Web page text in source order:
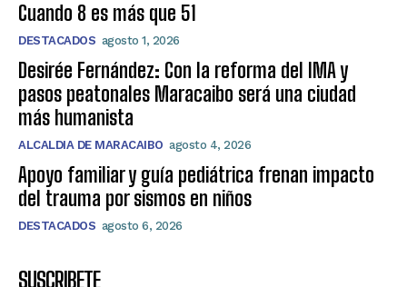
Cuando 8 es más que 51
DESTACADOS agosto 1, 2026
Desirée Fernández: Con la reforma del IMA y
pasos peatonales Maracaibo será una ciudad
más humanista
ALCALDIA DE MARACAIBO agosto 4, 2026
Apoyo familiar y guía pediátrica frenan impacto
del trauma por sismos en niños
DESTACADOS agosto 6, 2026
SUSCRIBETE